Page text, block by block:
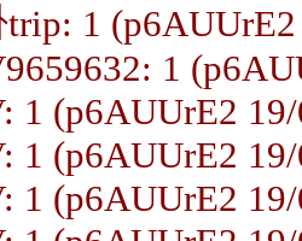
1
1
1 (p6AUUrE2
1 (p6AUUrE2
1 (p6AUUrE2